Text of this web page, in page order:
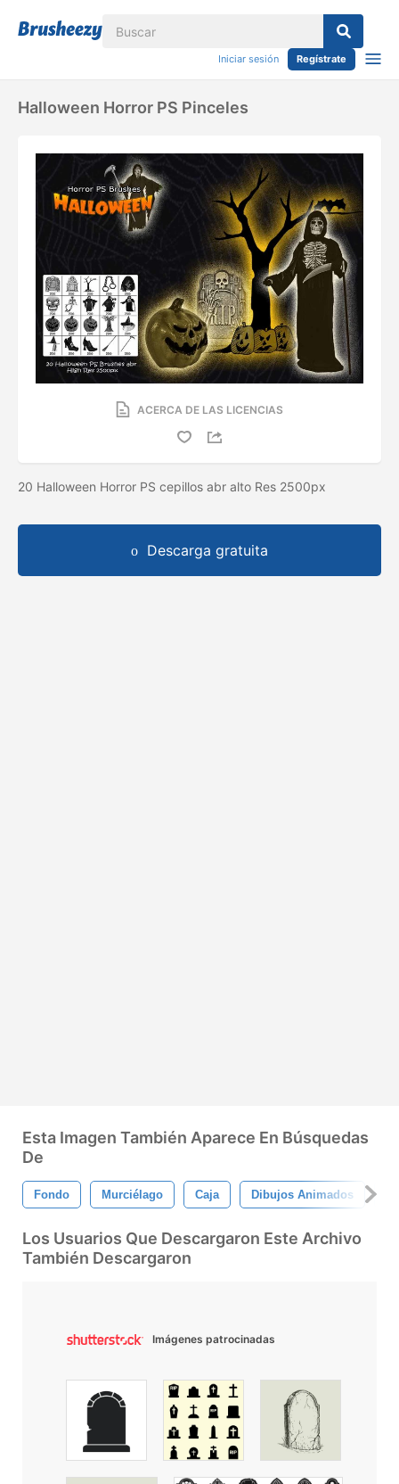
Iniciar sesión Regístrate
Halloween Horror PS Pinceles
ACERCA DE LAS LICENCIAS
20 Halloween Horror PS cepillos abr alto Res 2500px
Descarga gratuita
Esta Imagen También Aparece En Búsquedas
De
Fondo Murciélago Caja Dibujos Animados
Los Usuarios Que Descargaron Este Archivo
También Descargaron
Imágenes patrocinadas